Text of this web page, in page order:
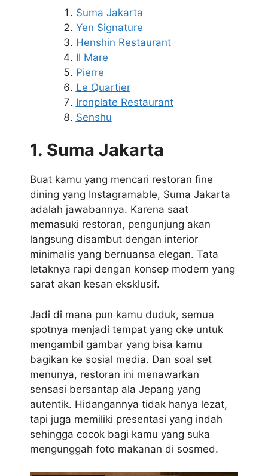
Suma Jakarta
Yen Signature
Henshin Restaurant
Il Mare
Pierre
Le Quartier
Ironplate Restaurant
Senshu
1. Suma Jakarta
Buat kamu yang mencari restoran fine
dining yang Instagramable, Suma Jakarta
adalah jawabannya. Karena saat
memasuki restoran, pengunjung akan
langsung disambut dengan interior
minimalis yang bernuansa elegan. Tata
letaknya rapi dengan konsep modern yang
sarat akan kesan eksklusif.
Jadi di mana pun kamu duduk, semua
spotnya menjadi tempat yang oke untuk
mengambil gambar yang bisa kamu
bagikan ke sosial media. Dan soal set
menunya, restoran ini menawarkan
sensasi bersantap ala Jepang yang
autentik. Hidangannya tidak hanya lezat,
tapi juga memiliki presentasi yang indah
sehingga cocok bagi kamu yang suka
mengunggah foto makanan di sosmed.